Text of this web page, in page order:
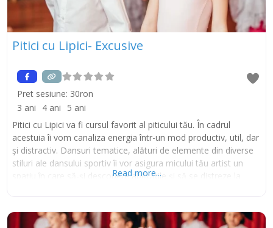
Pitici cu Lipici- Excusive
Pret sesiune: 30ron
3 ani
4 ani
5 ani
Pitici cu Lipici va fi cursul favorit al piticului tău. În cadrul
acestuia îi vom canaliza energia într-un mod productiv, util, dar
și distractiv. Dansuri tematice, alături de elemente din diverse
stiluri ale dansului sportiv îi vor asigura micului tău artist un
spațiu în care să-și descopere abilitățile și să se distreze la
Read more...